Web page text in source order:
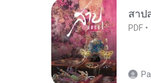
สาป
PDF